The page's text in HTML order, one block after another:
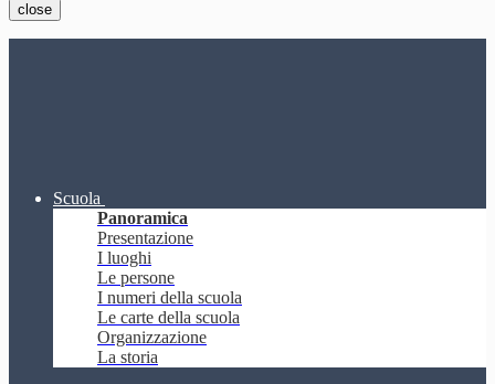
close
Scuola
Panoramica
Presentazione
I luoghi
Le persone
I numeri della scuola
Le carte della scuola
Organizzazione
La storia